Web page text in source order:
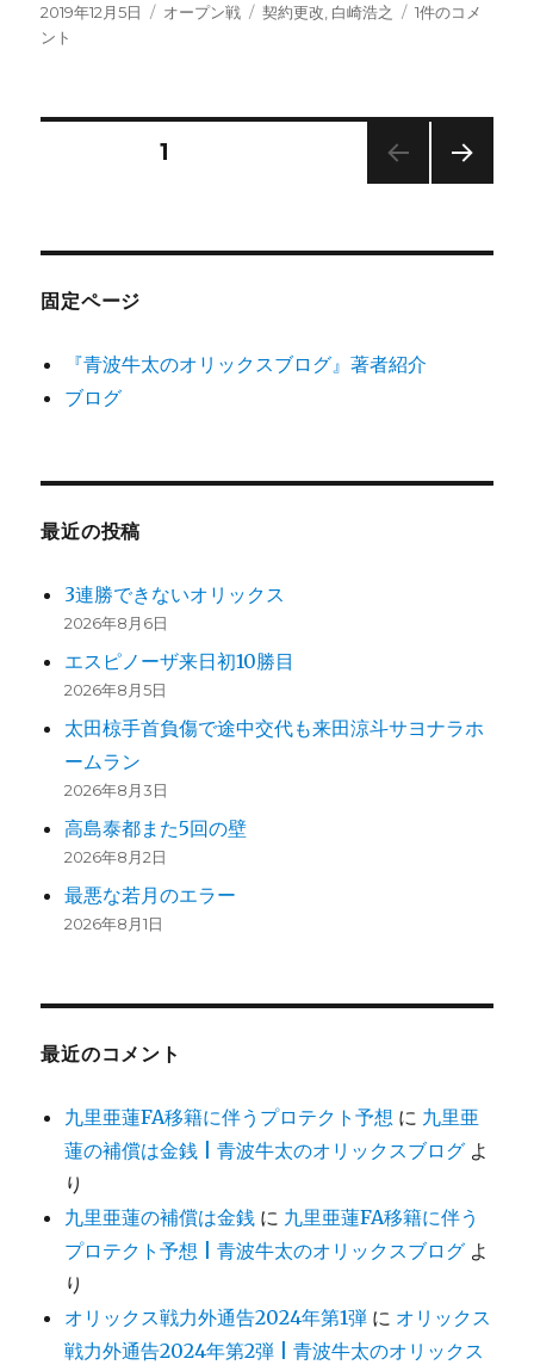
投
稿
2019年12月5日
カ
オープン戦
タ
契約更改, 白崎浩之
白
改
の
1件のコメ
ント
の
ペ
ー
固定ページ1
固定ページ
『青波牛太のオリックスブログ』著者紹介
ブログ
最近の投稿
3連勝できないオリックス
2026年8月6日
エスピノーザ来日初10勝目
2026年8月5日
太田椋手首負傷で途中交代も来田涼斗サヨナラホ
ームラン
2026年8月3日
高島泰都また5回の壁
2026年8月2日
最悪な若月のエラー
2026年8月1日
最近のコメント
九里亜蓮FA移籍に伴うプロテクト予想 に 九里亜
蓮の補償は金銭 | 青波牛太のオリックスブログ よ
り
九里亜蓮の補償は金銭 に 九里亜蓮FA移籍に伴う
プロテクト予想 | 青波牛太のオリックスブログ よ
り
オリックス戦力外通告2024年第1弾 に オリックス
戦力外通告2024年第2弾 | 青波牛太のオリックス